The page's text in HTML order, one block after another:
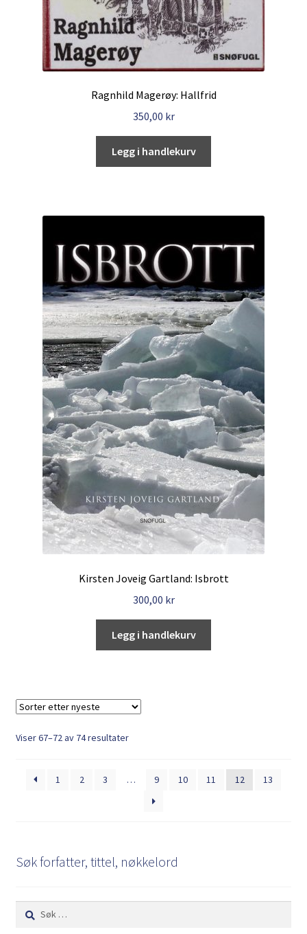
Ragnhild Magerøy: Hallfrid
350,00 kr
Legg i handlekurv
Kirsten Joveig Gartland: Isbrott
300,00 kr
Legg i handlekurv
Viser 67–72 av 74 resultaterSortert
1
2 3 … 9 10 11 12 13
Søk forfatter, tittel, nøkkelord
Søk
etter: